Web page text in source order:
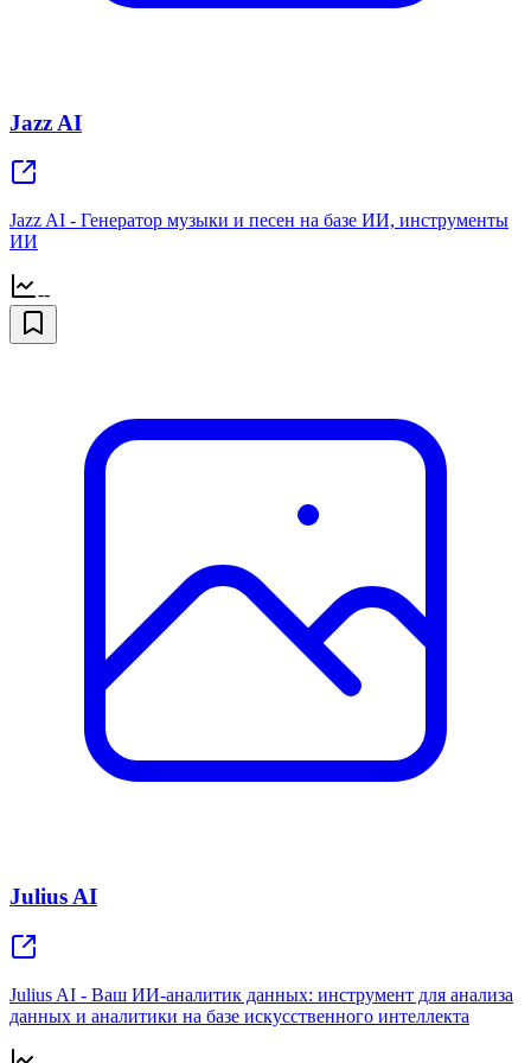
Jazz AI
Jazz AI - Генератор музыки и песен на базе ИИ, инструменты
ИИ
--
Julius AI
Julius AI - Ваш ИИ-аналитик данных: инструмент для анализа
данных и аналитики на базе искусственного интеллекта